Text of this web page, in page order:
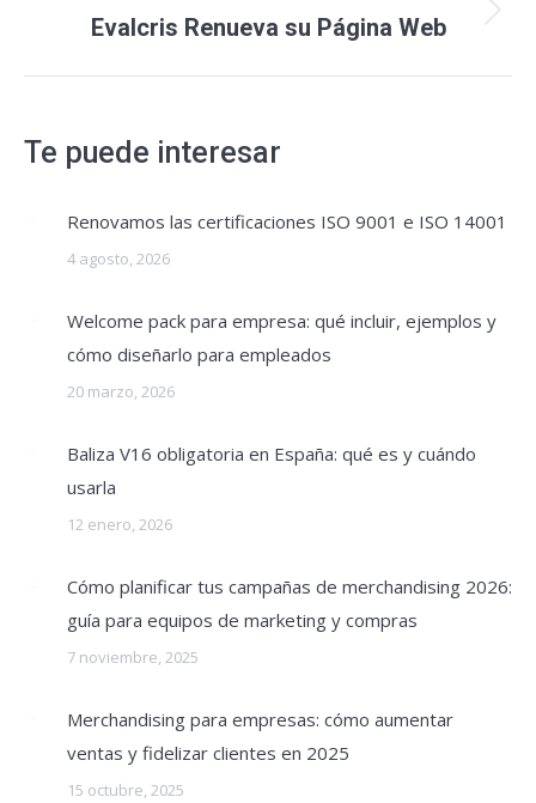
publicacionesPublicación
Evalcris Renueva su Página Web
Te puede interesar
Renovamos las certificaciones ISO 9001 e ISO 14001
4 agosto, 2026
Welcome pack para empresa: qué incluir, ejemplos y
cómo diseñarlo para empleados
20 marzo, 2026
Baliza V16 obligatoria en España: qué es y cuándo
usarla
12 enero, 2026
Cómo planificar tus campañas de merchandising 2026:
guía para equipos de marketing y compras
7 noviembre, 2025
Merchandising para empresas: cómo aumentar
ventas y fidelizar clientes en 2025
15 octubre, 2025